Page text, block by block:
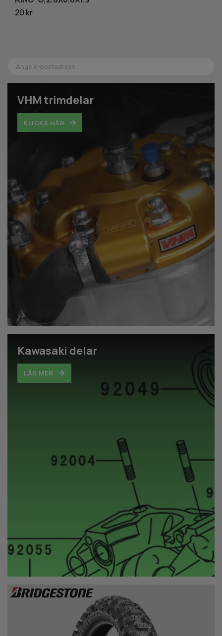
VHM trimdelar
KLICKA HÄR
Kawasaki delar
LÄS MER
20 kr